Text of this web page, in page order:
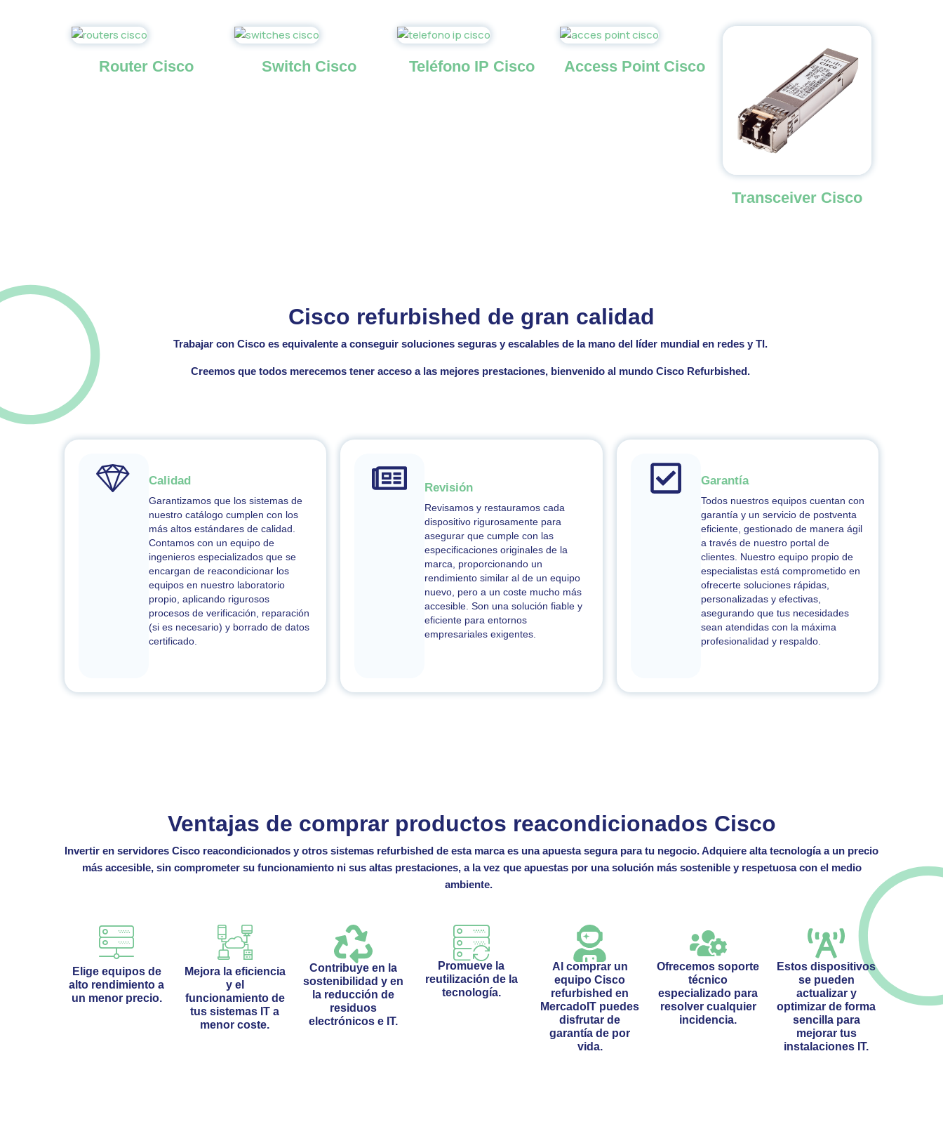
Router Cisco Switch Cisco Teléfono IP Cisco Access Point Cisco
Transceiver Cisco
Cisco refurbished de gran calidad
Trabajar con Cisco es equivalente a conseguir soluciones seguras y escalables de la mano del líder mundial en redes y TI.
Creemos que todos merecemos tener acceso a las mejores prestaciones, bienvenido al mundo Cisco Refurbished.
Calidad
Garantizamos que los sistemas de
nuestro catálogo cumplen con los
más altos estándares de calidad.
Contamos con un equipo de
ingenieros especializados que se
encargan de reacondicionar los
equipos en nuestro laboratorio
propio, aplicando rigurosos
procesos de verificación , reparación
(si es necesario) y borrado de datos
certificado.
Revisión
Revisamos y restauramos cada
dispositivo rigurosamente para
asegurar que cumple con las
especificaciones originales de la
marca , proporcionando un
rendimiento similar al de un equipo
nuevo, pero a un coste mucho más
accesible. Son una solución fiable y
eficiente paraentornos
empresariales exigentes.
Garantía
Todos nuestros equipos cuentan con
garantía y un servicio de postventa
eficiente, gestionado de manera ágil
a través de nuestro portal de
clientes. Nuestro equipo propio de
especialistas está comprometido en
ofrecerte soluciones rápidas,
personalizadas y efectivas,
asegurando que tus necesidades
sean atendidas con la máxima
profesionalidad y respaldo.
Ventajas de comprar productos reacondicionados Cisco
Invertir en servidores Cisco reacondicionados y otros sistemas refurbished de esta marca es una apuesta segura para tu negocio. Adquiere alta tecnología a un precio
más accesible, sin comprometer su funcionamiento ni sus altas prestaciones, a la vez que apuestas por una solución más sostenible y respetuosa con el medio
ambiente.
Elige equipos de
alto rendimiento a
un menor precio.
Mejora la eficiencia
y el
funcionamiento de
tus sistemas IT a
menor coste.
Contribuye en la
sostenibilidad y en
la reducción de
residuos
electrónicos e IT.
Promueve la
reutilización de la
tecnología.
Al comprar un
equipo Cisco
refurbished en
MercadoIT puedes
disfrutar de
garantía de por
vida.
Ofrecemos soporte
técnico
especializado para
resolver cualquier
incidencia.
Estos dispositivos
se pueden
actualizar y
optimizar de forma
sencilla para
mejorar tus
instalaciones IT.